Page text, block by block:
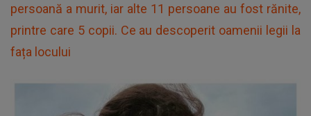
persoană a murit, iar alte 11 persoane au fost rănite,
printre care 5 copii. Ce au descoperit oamenii legii la
fața locului